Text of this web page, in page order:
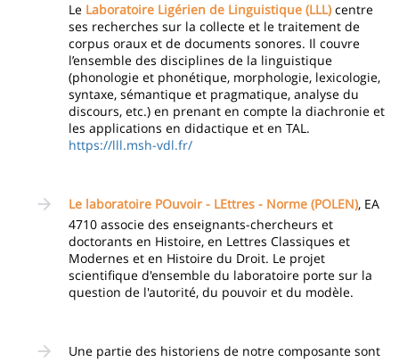
page
principale
Le Laboratoire Ligérien de Linguistique (LLL) centre
ses recherches sur la collecte et le traitement de
corpus oraux et de documents sonores. Il couvre
l’ensemble des disciplines de la linguistique
(phonologie et phonétique, morphologie, lexicologie,
syntaxe, sémantique et pragmatique, analyse du
discours, etc.) en prenant en compte la diachronie et
les applications en didactique et en TAL.
https://lll.msh-vdl.fr/
Le laboratoire POuvoir - LEttres - Norme (POLEN), EA
4710 associe des enseignants-chercheurs et
doctorants en Histoire, en Lettres Classiques et
Modernes et en Histoire du Droit. Le projet
scientifique d'ensemble du laboratoire porte sur la
question de l'autorité, du pouvoir et du modèle.
Une partie des historiens de notre composante sont